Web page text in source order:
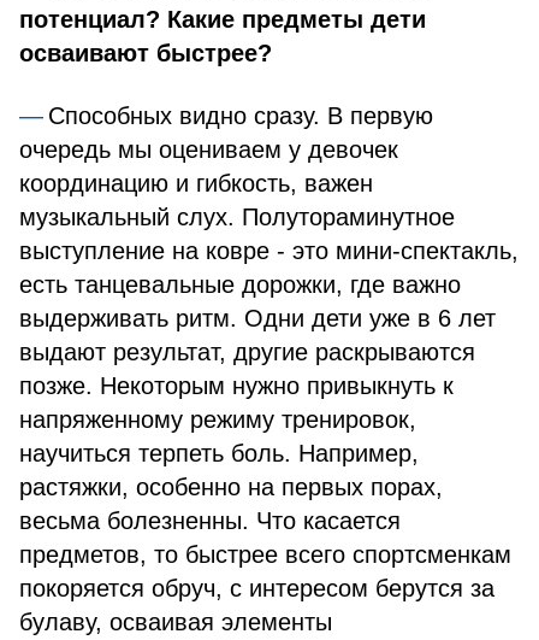
потенциал? Какие предметы дети
осваивают быстрее?
Способных видно сразу. В первую
очередь мы оцениваем у девочек
координацию и гибкость, важен
музыкальный слух. Полутораминутное
выступление на ковре - это мини-спектакль,
есть танцевальные дорожки, где важно
выдерживать ритм. Одни дети уже в 6 лет
выдают результат, другие раскрываются
позже. Некоторым нужно привыкнуть к
напряженному режиму тренировок,
научиться терпеть боль. Например,
растяжки, особенно на первых порах,
весьма болезненны. Что касается
предметов, то быстрее всего спортсменкам
покоряется обруч, с интересом берутся за
булаву, осваивая элементы